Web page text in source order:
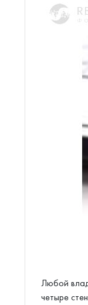
Любой
четыре